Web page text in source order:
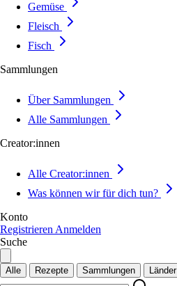
Gemüse
Fleisch
Fisch
Sammlungen
Über Sammlungen
Alle Sammlungen
Creator:innen
Alle Creator:innen
Was können wir für dich tun?
Konto
Registrieren Anmelden
Suche
Alle Rezepte Sammlungen Länder